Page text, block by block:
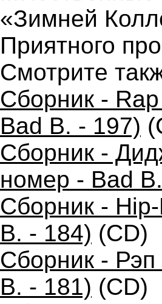
«Зимней
Приятного
Смотрите
Сборник -
Bad B. - 197)
Сборник -
номер - Bad
Сборник -
B. - 184) (CD)
Сборник -
B. - 181) (CD)